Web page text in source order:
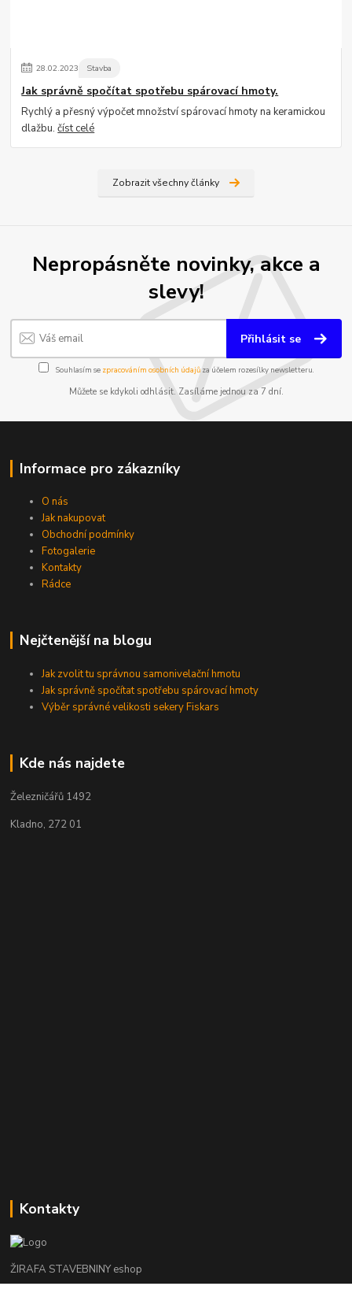
28.02.2023 Stavba
Jak správně spočítat spotřebu spárovací hmoty.
Rychlý a přesný výpočet množství spárovací hmoty na keramickou
dlažbu.číst celé
Zobrazit všechny články
Nepropásněte novinky, akce a
slevy!
Přihlásit se
Souhlasím se zpracováním osobních údajůza účelem rozesílky newsletteru.
Můžete se kdykoli odhlásit. Zasíláme jednou za 7 dní.
Informace pro zákazníky
O nás
Jak nakupovat
Obchodní podmínky
Fotogalerie
Kontakty
Rádce
Nejčtenější na blogu
Jak zvolit tu správnou samonivelační hmotu
Jak správně spočítat spotřebu spárovací hmoty
Výběr správné velikosti sekery Fiskars
Kde nás najdete
Železničářů 1492
Kladno, 272 01
Kontakty
ŽIRAFA STAVEBNINY eshop